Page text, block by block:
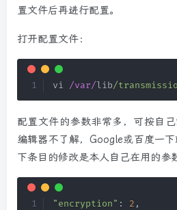
置文件后再进行配置。
打开配置文件：
vi /var/lib/
配置文件的参数非常多，可按自
编辑器不了解，Google或百度一
下条目的修改是本人自己在用的参
"encryption" : 2 ,